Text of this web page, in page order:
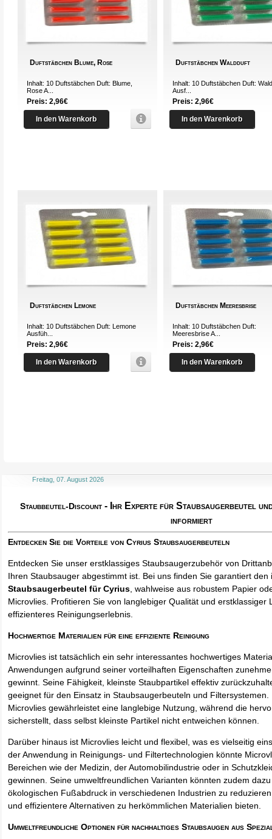
Duftstäbchen Blume, Rose
Inhalt: 10 Duftstäbchen Duft: Blume,
Rose A...
Preis: 2,96€
In den Warenkorb
Duftstäbchen Waldduft
Inhalt: 10 Duftstäbchen Duft:
Ausf...
Preis: 2,96€
In den Warenkorb
Duftstäbchen Lemone
Inhalt: 10 Duftstäbchen Duft: Lemone
Ausfüh...
Preis: 2,96€
In den Warenkorb
Duftstäbchen Meeresbrise
Inhalt: 10 Duftstäbchen Duft:
Meeresbrise A...
Preis: 2,96€
In den Warenkorb
Freitag, 07. August 2026
Staubbeutel-Discount - Ihr Experte für Staubsaugerbeutel
informiert
Entdecken Sie die Vorteile von Cyrius Staubsaugerbeuteln
Entdecken Sie unser erstklassiges Staubsaugerzubehör von
Ihren Staubsauger abgestimmt ist. Bei uns finden Sie garantiert den
Staubsaugerbeutel für Cyrius, wahlweise aus robustem Papier
Microvlies. Profitieren Sie von langlebiger Qualität und erstklassiger
effizienteres Reinigungserlebnis.
Hochwertige Materialien für eine effiziente Reinigung
Microvlies ist tatsächlich ein sehr interessantes hochwertiges
Anwendungen aufgrund seiner vorteilhaften Eigenschaften
gewinnt. Seine Fähigkeit, kleinste Staubpartikel effektiv
geeignet für den Einsatz in Staubsaugerbeuteln und
Microvlies gewährleistet eine langlebige Nutzung, während die
sicherstellt, dass selbst kleinste Partikel nicht entweichen können.
Darüber hinaus ist Microvlies leicht und flexibel, was es vielseitig
der Anwendung in Reinigungs- und Filtertechnologien könnte
Bereichen wie der Medizin, der Automobilindustrie oder in
gewinnen. Seine umweltfreundlichen Varianten könnten zudem
ökologischen Fußabdruck in verschiedenen Industrien zu
und effizientere Alternativen zu herkömmlichen Materialien bieten.
Umweltfreundliche Optionen für nachhaltiges Staubsaugen aus